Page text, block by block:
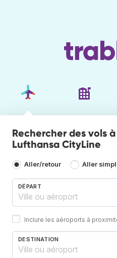
Rechercher des vols
Lufthansa CityLine
Aller/retour Aller
DÉPART
Inclure les aéroports à
DESTINATION